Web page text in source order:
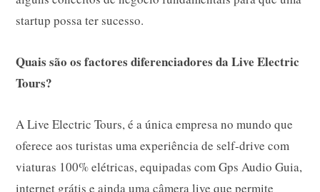
startup possa ter sucesso.
Quais são os factores diferenciadores da Live Electric
Tours?
A Live Electric Tours, é a única empresa no mundo que
oferece aos turistas uma experiência de self-drive com
viaturas 100% elétricas, equipadas com Gps Audio Guia,
internet grátis e ainda uma câmera live que permite